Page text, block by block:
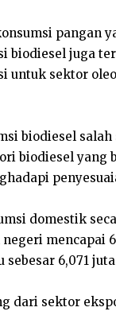
pangan
biodiesel juga
untuk sektor
biodiesel
biodiesel yang
domestik
mencapai
6,071
dari sektor